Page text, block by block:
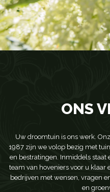
ONS
Uw droomtuin is ons werk.
1987 zijn we volop bezig met
en bestratingen. Inmiddels
team van hoveniers voor u
bedrijven met wensen, vragen
en